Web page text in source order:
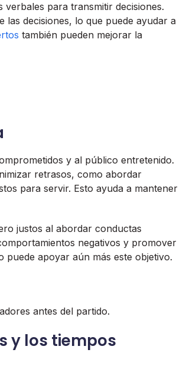
para transmitir decisiones.
las decisiones, lo que puede ayudar a
también pueden mejorar la
y al público entretenido.
retrasos, como abordar
para servir. Esto ayuda a mantener
justos al abordar conductas
negativos y promover
puede apoyar aún más este objetivo.
antes del partido.
y los tiempos